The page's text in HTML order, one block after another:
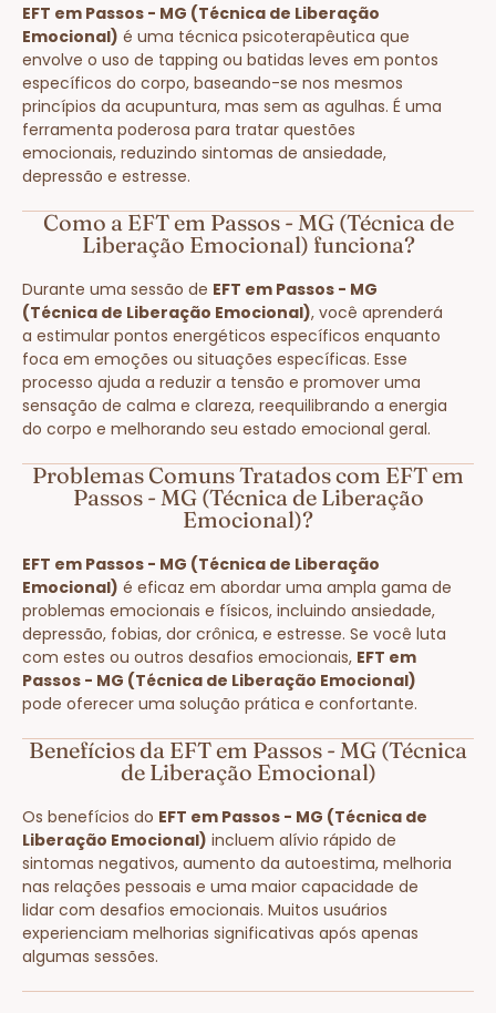
EFT em Passos - MG (Técnica de Liberação
Emocional) é uma técnica psicoterapêutica que
envolve o uso de tapping ou batidas leves em pontos
específicos do corpo, baseando-se nos mesmos
princípios da acupuntura, mas sem as agulhas. É uma
ferramenta poderosa para tratar questões
emocionais, reduzindo sintomas de ansiedade,
depressão e estresse.
Como a EFT em Passos - MG (Técnica de
Liberação Emocional) funciona?
Durante uma sessão de EFT em Passos - MG
(Técnica de Liberação Emocional), você aprenderá
a estimular pontos energéticos específicos enquanto
foca em emoções ou situações específicas. Esse
processo ajuda a reduzir a tensão e promover uma
sensação de calma e clareza, reequilibrando a energia
do corpo e melhorando seu estado emocional geral.
Problemas Comuns Tratados com EFT em
Passos - MG (Técnica de Liberação
Emocional)?
EFT em Passos - MG (Técnica de Liberação
Emocional) é eficaz em abordar uma ampla gama de
problemas emocionais e físicos, incluindo ansiedade,
depressão, fobias, dor crônica, e estresse. Se você luta
com estes ou outros desafios emocionais, EFT em
Passos - MG (Técnica de Liberação Emocional)
pode oferecer uma solução prática e confortante.
Benefícios da EFT em Passos - MG (Técnica
de Liberação Emocional)
Os benefícios do EFT em Passos - MG (Técnica de
Liberação Emocional) incluem alívio rápido de
sintomas negativos, aumento da autoestima, melhoria
nas relações pessoais e uma maior capacidade de
lidar com desafios emocionais. Muitos usuários
experienciam melhorias significativas após apenas
algumas sessões.